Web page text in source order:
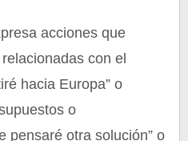
acciones que
con el
hacia Europa” o
o
pensaré otra solución” o